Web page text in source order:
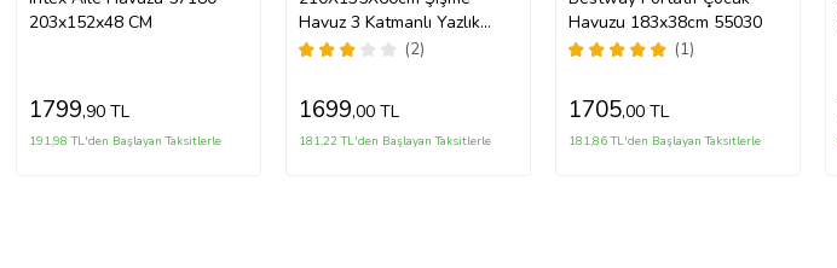
203x152x48 CM
1799,90 TL
191,98 TL'den Başlayan Taksitlerle
Havuz 3 Katmanlı Yazlık
Bahçe Havuzu Dikdörtgen
(2)
1699,00 TL
181,22 TL'den Başlayan Taksitlerle
Havuzu 183x38cm 55030
(1)
1705,00 TL
181,86 TL'den Başlayan Taksitlerle